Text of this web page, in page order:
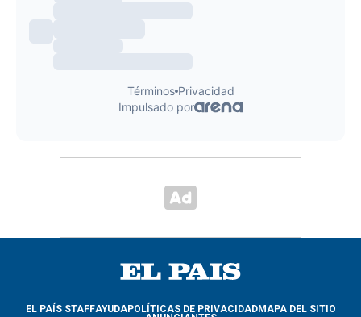
EL PAÍS STAFFAYUDAPOLÍTICAS DE PRIVACIDADMAPA DEL SITIO